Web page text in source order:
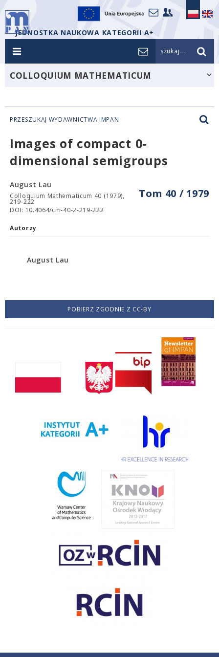
JEDNOSTKA NAUKOWA KATEGORII A+
szukaj...
COLLOQUIUM MATHEMATICUM
PRZESZUKAJ WYDAWNICTWA IMPAN
Images of compact 0-
dimensional semigroups
Tom 40 / 1979
August Lau
Colloquium Mathematicum 40 (1979),
219-222
DOI: 10.4064/cm-40-2-219-222
Autorzy
August Lau
POBIERZ ZGODNIE Z CC-BY